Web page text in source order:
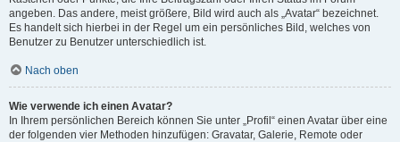
angeben. Das andere, meist größere, Bild wird auch als „Avatar“ bezeichnet.
Es handelt sich hierbei in der Regel um ein persönliches Bild, welches von
Benutzer zu Benutzer unterschiedlich ist.
Nach oben
Wie verwende ich einen Avatar?
In Ihrem persönlichen Bereich können Sie unter „Profil“ einen Avatar über eine
der folgenden vier Methoden hinzufügen: Gravatar, Galerie, Remote oder